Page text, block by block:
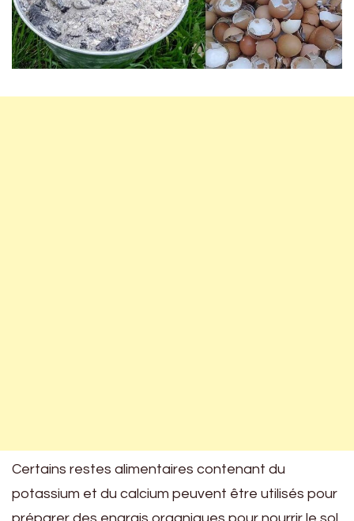
Certains restes alimentaires contenant du
potassium et du calcium peuvent être utilisés pour
préparer des engrais organiques pour nourrir le sol.